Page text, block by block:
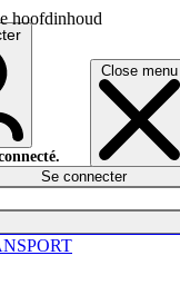
hoofdinhoud
Close menu
Se connecter